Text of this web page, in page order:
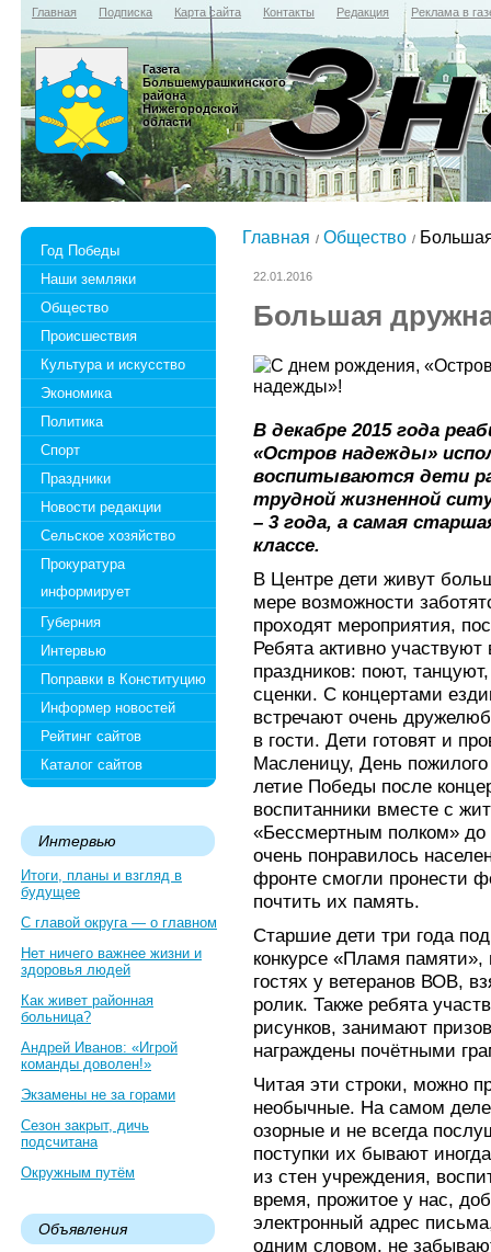
Главная Подписка Карта сайта Контакты Редакция Реклама в
Газета
Большемурашкинского
района
Нижегородской
области
Год Победы
Наши земляки
Общество
Происшествия
Культура и искусство
Экономика
Политика
Спорт
Праздники
Новости редакции
Сельское хозяйство
Прокуратура
информирует
Губерния
Интервью
Поправки в Конституцию
Информер новостей
Рейтинг сайтов
Каталог сайтов
Интервью
Итоги, планы и взгляд в
будущее
С главой округа — о главном
Нет ничего важнее жизни и
здоровья людей
Как живет районная
больница?
Андрей Иванов: «Игрой
команды доволен!»
Экзамены не за горами
Сезон закрыт, дичь
подсчитана
Окружным путём
Объявления
Главная Общество
22.01.2016
Большая
В декабре 2015 года
«Остров надежды»
воспитываются дети
трудной жизненной
– 3 года, а самая
классе.
В Центре дети живут
мере возможности
проходят мероприятия,
Ребята активно
праздников: поют,
сценки. С концертами
встречают очень
в гости. Дети готовят и
Масленицу, День
летие Победы после
воспитанники вместе с
«Бессмертным полком»
очень понравилось
фронте смогли пронести
почтить их память.
Старшие дети три года
конкурсе «Пламя памяти»,
гостях у ветеранов ВОВ,
ролик. Также ребята
рисунков, занимают
награждены почётными
Читая эти строки, можно
необычные. На самом деле
озорные и не всегда
поступки их бывают
из стен учреждения,
время, прожитое у нас,
электронный адрес
одним словом, не